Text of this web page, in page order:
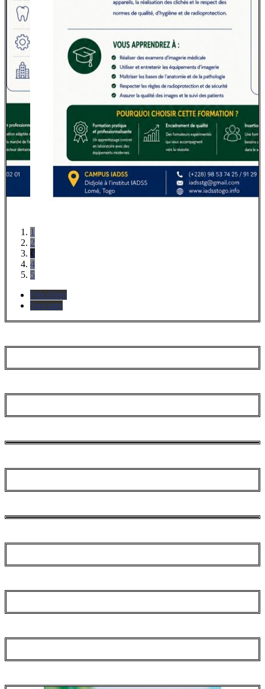
1
2
3
4
5
Précédent
Suivante